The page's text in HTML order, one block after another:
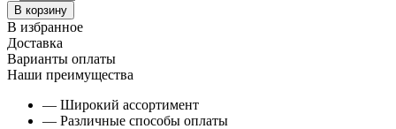
В корзину
В избранное
Доставка
Варианты оплаты
Наши преимущества
— Широкий ассортимент
— Различные способы оплаты